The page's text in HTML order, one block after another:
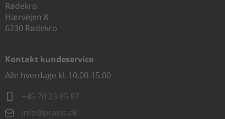
Rødekro
Hærvejen 8
6230 Rødekro
Kontakt kundeservice
Alle hverdage kl. 10.00-15.00
+45 70 23 85 87
info@praxis.dk